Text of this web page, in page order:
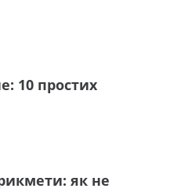
10 простих
як не